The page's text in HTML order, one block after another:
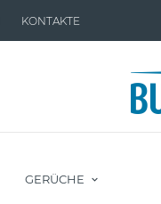
KONTAKTE
GERÜCHE